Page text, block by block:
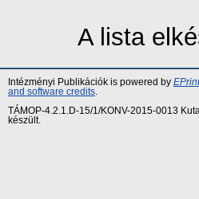
A lista
Intézményi Publikációk is powered by
and software credits
TÁMOP-4.2.1.D-15/1/KONV-2015-0013
készült.